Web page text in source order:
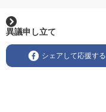
異議申し立て
シェアして応援する